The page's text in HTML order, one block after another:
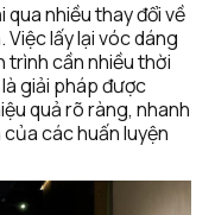
qua nhiều thay đổi về
lấy lại vóc dáng
trình cần nhiều thời
giải pháp được
quả rõ ràng, nhanh
các huấn luyện